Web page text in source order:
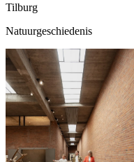
Tilburg
Natuurgeschiedenis